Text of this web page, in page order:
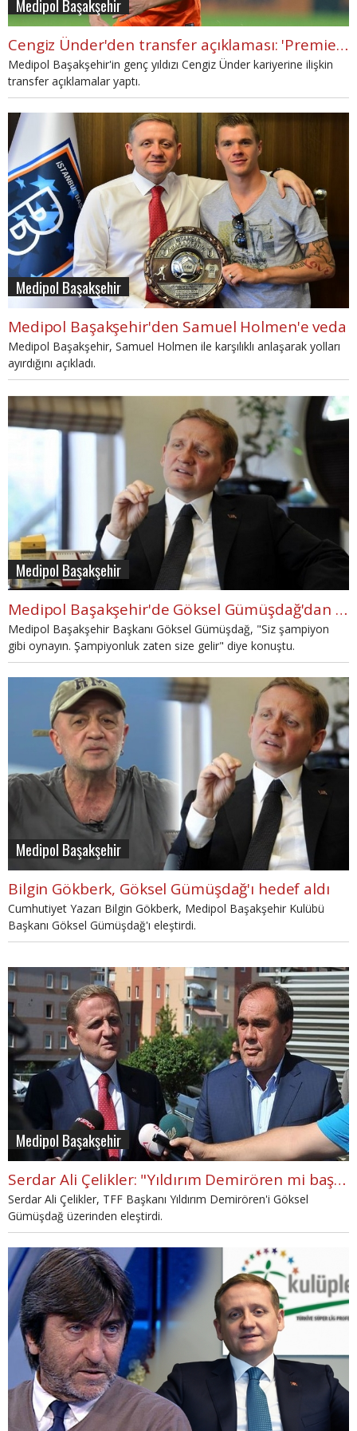
Medipol Başakşehir
Cengiz Ünder'den transfer açıklaması: 'Premier Ligi çok isterim
Medipol Başakşehir'in genç yıldızı Cengiz Ünder kariyerine ilişkin
transfer açıklamalar yaptı.
Medipol Başakşehir
Medipol Başakşehir'den Samuel Holmen'e veda
Medipol Başakşehir, Samuel Holmen ile karşılıklı anlaşarak yolları
ayırdığını açıkladı.
Medipol Başakşehir
Medipol Başakşehir'de Göksel Gümüşdağ'dan şampiyonluk çağrısı
Medipol Başakşehir Başkanı Göksel Gümüşdağ, "Siz şampiyon
gibi oynayın. Şampiyonluk zaten size gelir" diye konuştu.
Medipol Başakşehir
Bilgin Gökberk, Göksel Gümüşdağ'ı hedef aldı
Cumhutiyet Yazarı Bilgin Gökberk, Medipol Başakşehir Kulübü
Başkanı Göksel Gümüşdağ'ı eleştirdi.
Medipol Başakşehir
Serdar Ali Çelikler: "Yıldırım Demirören mi başkan Göksel Gümüşdağ mı?"
Serdar Ali Çelikler, TFF Başkanı Yıldırım Demirören'i Göksel
Gümüşdağ üzerinden eleştirdi.